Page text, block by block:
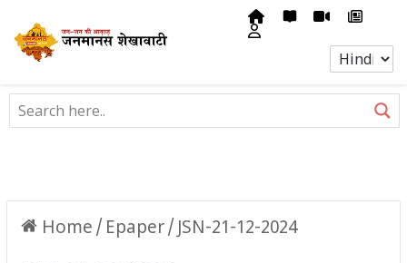
Home / Epaper/JSN-21-12-2024